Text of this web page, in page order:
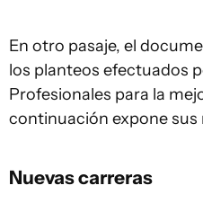
En otro pasaje, el
los planteos efectuados
Profesionales para la
continuación expone
Nuevas carreras